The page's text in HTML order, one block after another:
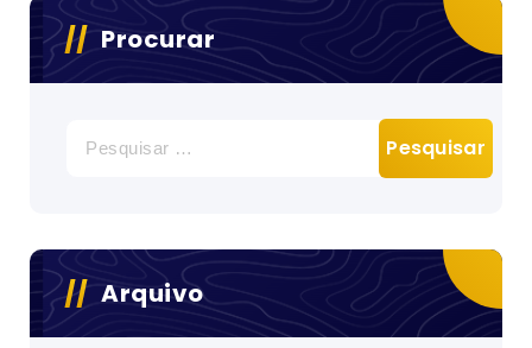
Procurar
por:
Arquivo